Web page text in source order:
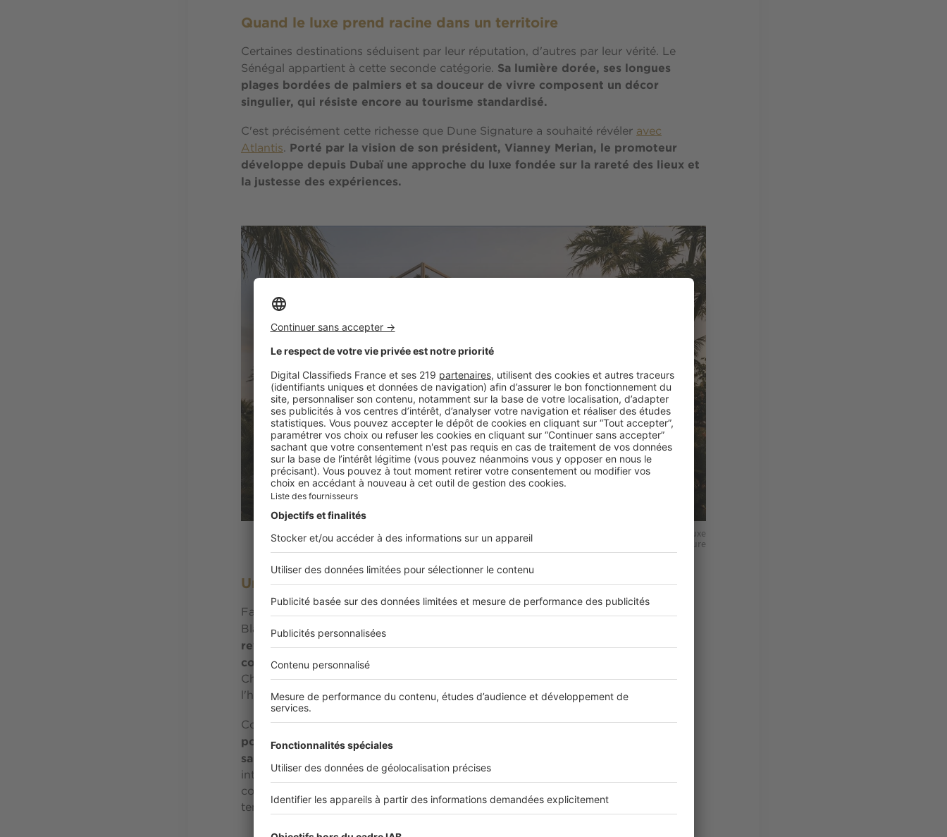
Quand le luxe prend racine dans un territoire
Certaines destinations séduisent par leur réputation, d'autres par leur vérité. Le
Sénégal appartient à cette seconde catégorie. Sa lumière dorée, ses longues
plages bordées de palmiers et sa douceur de vivre composent un décor
singulier, qui résiste encore au tourisme standardisé.
C'est précisément cette richesse que Dune Signature a souhaité révéler avec
Atlantis. Porté par la vision de son président, Vianney Merian, le promoteur
développe depuis Dubaï une approche du luxe fondée sur la rareté des lieux et
la justesse des expériences.
Image
Imaginée par Dune Signature, Atlantis est une résidence hôtelière confidentielle qui célèbre un luxe
authentique. © Dune Signature
Une architecture pensée comme une respiration
Face à l'océan, au sud de Dakar et à proximité du nouvel aéroport international
Blaise Diagne, Atlantis s'inscrit dans le paysage tout en discrétion.
revisite les codes de l'habitat local dans une écriture résolument
contemporaine. Volumes grandioses, matériaux nobles, éléments naturels…
Chaque perspective semble avoir été dessinée pour prolonger le regard vers
l'horizon.
Comme souvent, l'élégance se niche dans les détails :une orientation étudiée
pour capter les brises marines, une ventilation naturelle qui accompagne les
saisons, des espaces baignés de lumière tout au long de la journée.
intimistes, suites généreuses ou Suites Signature – tous les espaces sont conçus
comme de véritables refuges, pour faire de chaque séjour un moment hors du
temps.